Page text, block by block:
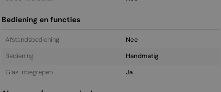
Bediening en functies
Afstandsbediening
Nee
Bediening
Handmatig
Glas inbegrepen
Ja